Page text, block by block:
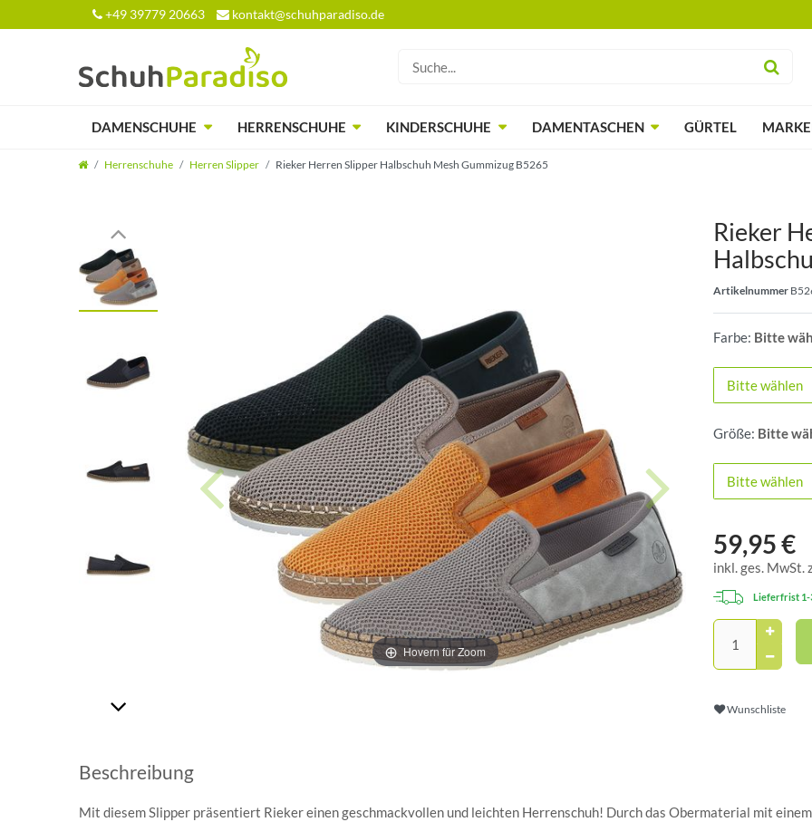
+49 39779 20663 kontakt@schuhparadiso.de
DAMENSCHUHE HERRENSCHUHE KINDERSCHUHE DAMENTASCHEN GÜRTEL
Herrenschuhe Herren Slipper Rieker Herren Slipper Halbschuh Mesh Gummizug B5265
Hovern für Zoom
Rieker
Artikelnummer
Farbe: Bitte
Bitte wählen
Größe: Bitte
Bitte wählen
59,95 €
inkl. ges. MwSt.
Lieferfrist 1-
Wunschliste
Beschreibung
Mit diesem Slipper präsentiert Rieker einen geschmackvollen und leichten Herrenschuh! Durch das Obermaterial mit